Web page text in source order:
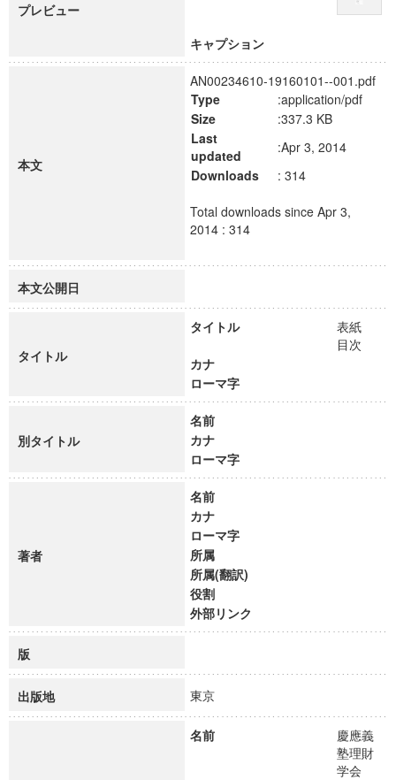
プレビュー
キャプション
本文
AN00234610-19160101--001.pdf
Type
:application/pdf
Size
:337.3 KB
Last
updated
:Apr 3, 2014
Downloads
: 314
Total downloads since Apr 3,
2014 : 314
本文公開日
タイトル
タイトル
表紙
目次
カナ
ローマ字
別タイトル
名前
カナ
ローマ字
著者
名前
カナ
ローマ字
所属
所属(翻訳)
役割
外部リンク
版
出版地 東京
名前
慶應義
塾理財
学会